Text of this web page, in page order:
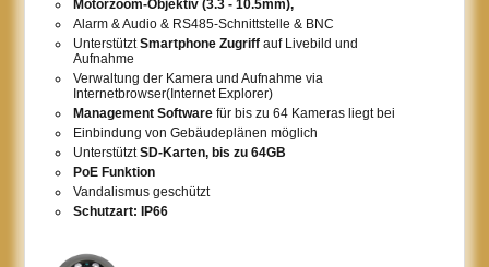
Motorzoom-Objektiv (3.3 - 10.5mm),
Alarm & Audio & RS485-Schnittstelle & BNC
UnterstütztSmartphone Zugriffauf Livebild und
Aufnahme
Verwaltung der Kamera und Aufnahme via
Internetbrowser(Internet Explorer)
Management Software für bis zu 64 Kameras liegt bei
Einbindung von Gebäudeplänen möglich
UnterstütztSD-Karten, bis zu 64GB
PoE Funktion
Vandalismus geschützt
Schutzart: IP66